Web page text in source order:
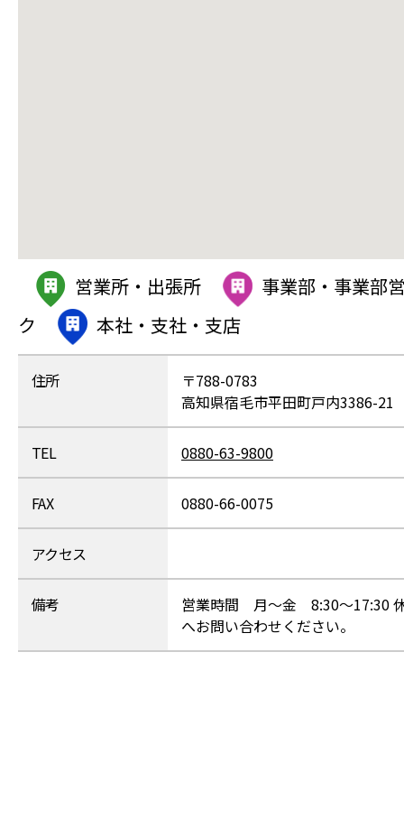
営業所・出張所
事業部・事業部
ク
本社・支社・支店
住所
〒788-0783
高知県宿毛市平田町戸内3386-21
TEL 0880-63-9800
FAX 0880-66-0075
アクセス
備考
営業時間 月～金 8:30～
へお問い合わせください。